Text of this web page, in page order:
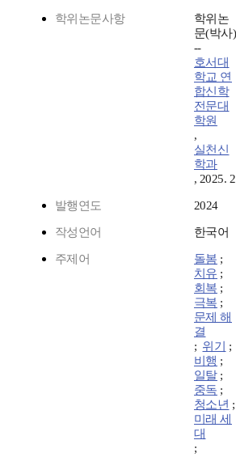
학위논문사항
학위논
문(박사)
--
호서대
학교 연
합신학
전문대
학원
,
실천신
학과
, 2025. 2
발행연도 2024
작성언어 한국어
주제어 돌봄 ;
치유 ;
회복 ;
극복 ;
문제 해
결
; 위기
;
비행 ;
일탈 ;
중독 ;
청소년 ;
미래 세
대
;